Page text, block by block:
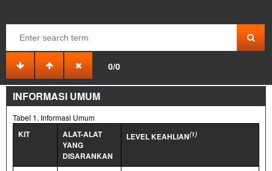
0/0
KIT CHIN SPOILER
94100259
INFORMASI UMUM
Tabel 1. Informasi Umum
KIT
ALAT-ALAT
YANG
DISARANKAN
LEVEL KEAHLIAN(1)